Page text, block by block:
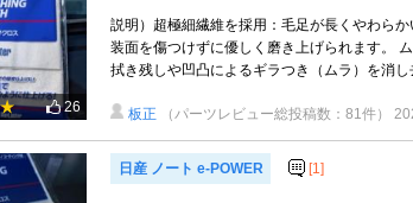
26
説明）超極細繊維を採用：毛足が長くやわら
装面を傷つけずに優しく磨き上げられます。
拭き残しや凹凸によるギラつき（ムラ）を消し
板正 （パーツレビュー総投稿数：81件）
日産 ノート e-POWER [1]